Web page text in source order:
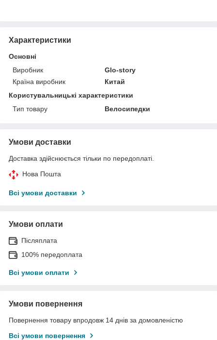
Характеристики
Основні
Виробник
Glo-story
Країна виробник
Китай
Користувальницькі характеристики
Тип товару
Велосипедки
Умови доставки
Доставка здійснюється тільки по передоплаті.
Нова Пошта
Всі умови доставки
Умови оплати
Післяплата
100% передоплата
Всі умови оплати
Умови повернення
Повернення товару впродовж 14 днів за домовленістю
Всі умови повернення